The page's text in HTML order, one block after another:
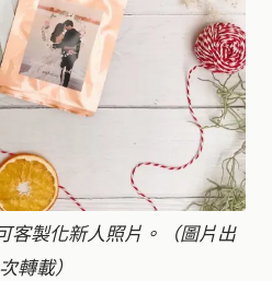
客製化新人照片。（圖片出
轉載）